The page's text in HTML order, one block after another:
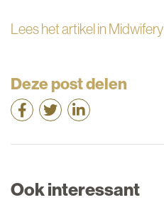
Lees het artikel in Midwifery
Deze post delen
Ook interessant